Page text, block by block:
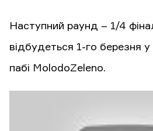
Наступний раунд – 1/4
відбудеться 1-го березня у
пабі MolodoZeleno.